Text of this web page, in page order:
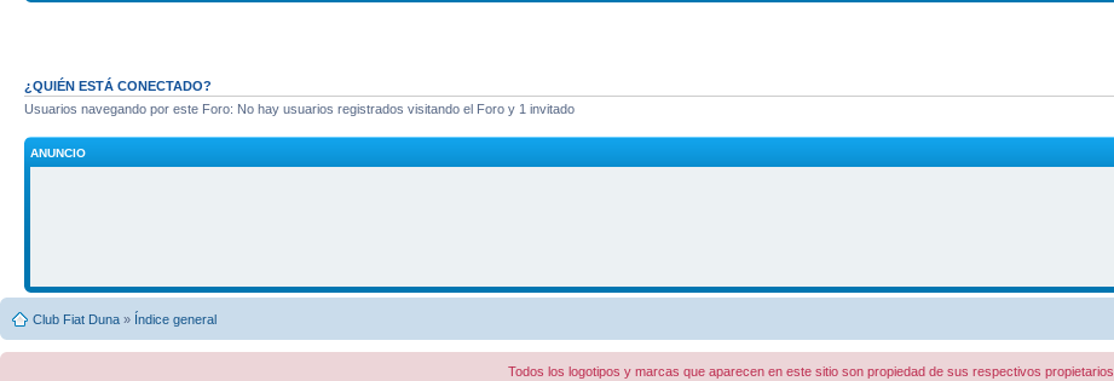
¿QUIÉN ESTÁ CONECTADO?
Usuarios navegando por este Foro: No hay usuarios registrados visitando el Foro y 1 invitado
ANUNCIO
Club Fiat Duna » Índice general
Todos los logotipos y marcas que aparecen en este sitio son propiedad de sus respectivos propietarios.